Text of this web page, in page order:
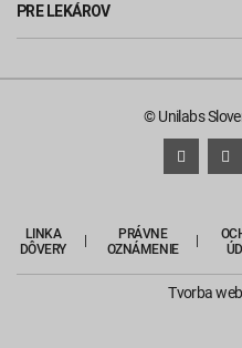
PRE LEKÁROV
© Unilabs
LINKA
DÔVERY
PRÁVNE
OZNÁMENIE
Tvorba